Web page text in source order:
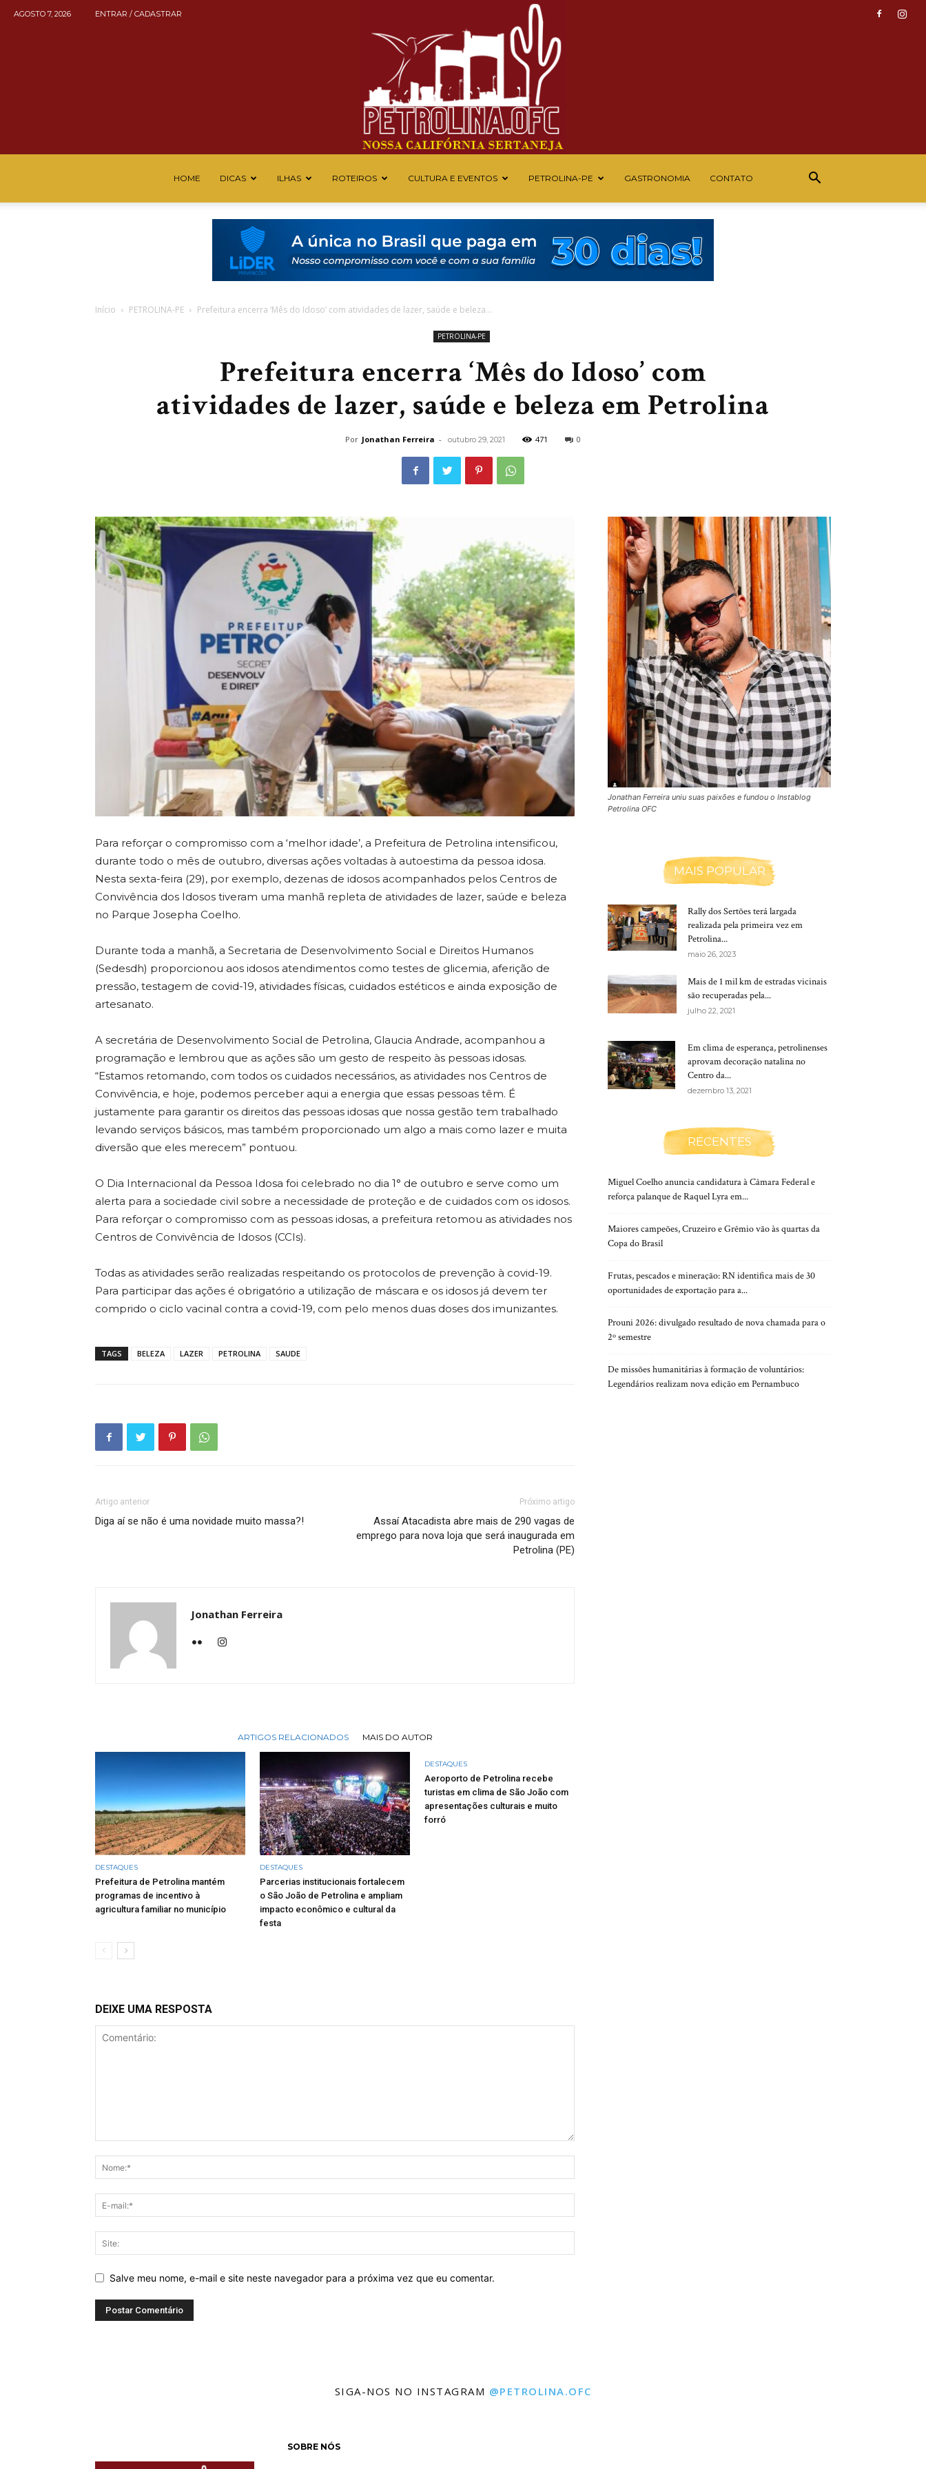
AGOSTO 7, 2026 ENTRAR / CADASTRAR
HOME DICAS ILHAS ROTEIROS CULTURA E EVENTOS PETROLINA-PE GASTRONOMIA CONTATO
Início PETROLINA-PE Prefeitura encerra ‘Mês do Idoso’ com atividades de lazer, saúde e beleza...
PETROLINA-PE
Prefeitura encerra ‘Mês do Idoso’ com
atividades de lazer, saúde e beleza em Petrolina
Por Jonathan Ferreira - outubro 29, 2021 471 0
Para reforçar o compromisso com a ‘melhor idade’, a Prefeitura de Petrolina intensificou,
durante todo o mês de outubro, diversas ações voltadas à autoestima da pessoa idosa.
Nesta sexta-feira (29), por exemplo, dezenas de idosos acompanhados pelos Centros de
Convivência dos Idosos tiveram uma manhã repleta de atividades de lazer, saúde e beleza
no Parque Josepha Coelho.
Durante toda a manhã, a Secretaria de Desenvolvimento Social e Direitos Humanos
(Sedesdh) proporcionou aos idosos atendimentos como testes de glicemia, aferição de
pressão, testagem de covid-19, atividades físicas, cuidados estéticos e ainda exposição de
artesanato.
A secretária de Desenvolvimento Social de Petrolina, Glaucia Andrade, acompanhou a
programação e lembrou que as ações são um gesto de respeito às pessoas idosas.
“Estamos retomando, com todos os cuidados necessários, as atividades nos Centros de
Convivência, e hoje, podemos perceber aqui a energia que essas pessoas têm. É
justamente para garantir os direitos das pessoas idosas que nossa gestão tem trabalhado
levando serviços básicos, mas também proporcionado um algo a mais como lazer e muita
diversão que eles merecem” pontuou.
O Dia Internacional da Pessoa Idosa foi celebrado no dia 1° de outubro e serve como um
alerta para a sociedade civil sobre a necessidade de proteção e de cuidados com os idosos.
Para reforçar o compromisso com as pessoas idosas, a prefeitura retomou as atividades nos
Centros de Convivência de Idosos (CCIs).
Todas as atividades serão realizadas respeitando os protocolos de prevenção à covid-19.
Para participar das ações é obrigatório a utilização de máscara e os idosos já devem ter
comprido o ciclo vacinal contra a covid-19, com pelo menos duas doses dos imunizantes.
TAGS BELEZA LAZER PETROLINA SAUDE
Artigo anterior
Diga aí se não é uma novidade muito massa?!
Próximo artigo
Assaí Atacadista abre mais de 290 vagas de
emprego para nova loja que será inaugurada em
Petrolina (PE)
Jonathan Ferreira
ARTIGOS RELACIONADOS MAIS DO AUTOR
DESTAQUES
Prefeitura de Petrolina mantém
programas de incentivo à
agricultura familiar no município
DESTAQUES
Parcerias institucionais fortalecem
o São João de Petrolina e ampliam
impacto econômico e cultural da
festa
DESTAQUES
Aeroporto de Petrolina recebe
turistas em clima de São João com
apresentações culturais e muito
forró
DEIXE UMA RESPOSTA
Salve meu nome, e-mail e site neste navegador para a próxima vez que eu comentar.
Jonathan Ferreira uniu suas paixões e fundou o Instablog
Petrolina OFC
MAIS POPULAR
Rally dos Sertões terá largada
realizada pela primeira vez em
Petrolina...
maio 26, 2023
Mais de 1 mil km de estradas vicinais
são recuperadas pela...
julho 22, 2021
Em clima de esperança, petrolinenses
aprovam decoração natalina no
Centro da...
dezembro 13, 2021
RECENTES
Miguel Coelho anuncia candidatura à Câmara Federal e
reforça palanque de Raquel Lyra em...
Maiores campeões, Cruzeiro e Grêmio vão às quartas da
Copa do Brasil
Frutas, pescados e mineração: RN identifica mais de 30
oportunidades de exportação para a...
Prouni 2026: divulgado resultado de nova chamada para o
2º semestre
De missões humanitárias à formação de voluntários:
Legendários realizam nova edição em Pernambuco
SIGA-NOS NO INSTAGRAM @PETROLINA.OFC
SOBRE NÓS